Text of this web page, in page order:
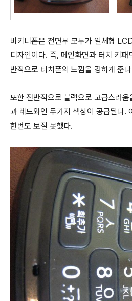
비키니폰은 전면부 모두가 일체형
디자인이다. 즉, 메인화면과 터치 키패
반적으로 터치폰의 느낌을 강하게 준
또한 전반적으로 블랙으로 고급스러
과 레드와인 두가지 색상이 공급된다.
한번도 보질 못했다.